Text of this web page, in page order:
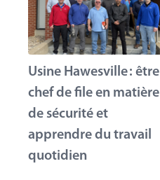
Usine Hawesville : être
chef de file en matière
de sécurité et
apprendre du travail
quotidien